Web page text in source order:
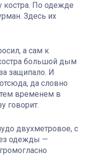
костра. По одежде
Здесь их
а сам к
большой дым
защипало. И
да словно
тем временем в
говорит.
двухметровое, с
одежды —